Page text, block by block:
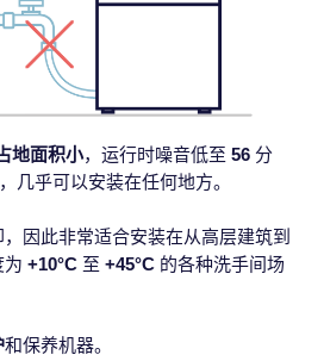
地面积小，运行时噪音低至 56 分
几乎可以安装在任何地方。
因此非常适合安装在从高层建筑到
为 +10°C 至 +45°C 的各种洗手间场
和保养机器。